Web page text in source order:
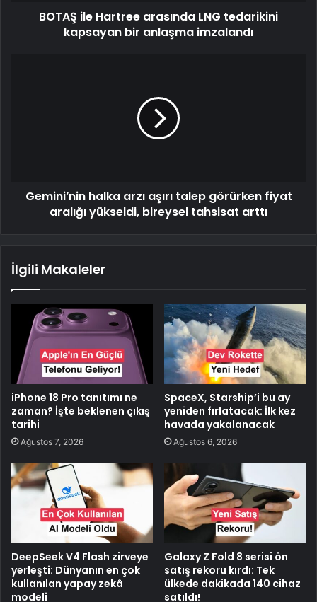
BOTAŞ ile Hartree arasında LNG tedarikini
kapsayan bir anlaşma imzalandı
Gemini’nin halka arzı aşırı talep görürken fiyat
aralığı yükseldi, bireysel tahsisat arttı
İlgili Makaleler
iPhone 18 Pro tanıtımı ne
zaman? İşte beklenen çıkış
tarihi
Ağustos 7, 2026
SpaceX, Starship’i bu ay
yeniden fırlatacak: İlk kez
havada yakalanacak
Ağustos 6, 2026
DeepSeek V4 Flash zirveye
yerleşti: Dünyanın en çok
kullanılan yapay zekâ
modeli
Galaxy Z Fold 8 serisi ön
satış rekoru kırdı: Tek
ülkede dakikada 140 cihaz
satıldı!